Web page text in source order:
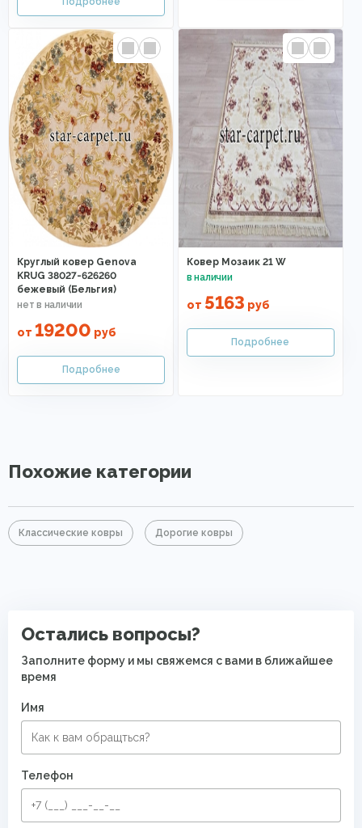
Круглый ковер Genova
KRUG 38027-626260
бежевый (Бельгия)
от 19200 руб
Ковер Мозаик 21 W
от 5163 руб
Похожие категории
Классические ковры Дорогие ковры
Остались вопросы?
Заполните форму и мы свяжемся с вами в ближайшее
время
Имя
Телефон